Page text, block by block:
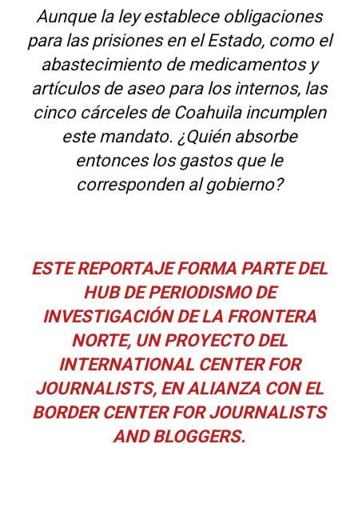
Aunque la ley establece obligaciones
para las prisiones en el Estado, como el
abastecimiento de medicamentos y
artículos de aseo para los internos, las
cinco cárceles de Coahuila incumplen
este mandato. ¿Quién absorbe
entonces los gastos que le
corresponden al gobierno?
ESTE REPORTAJE FORMA PARTE DEL
HUB DE PERIODISMO DE
INVESTIGACIÓN DE LA FRONTERA
NORTE, UN PROYECTO DEL
INTERNATIONAL CENTER FOR
JOURNALISTS, EN ALIANZA CON EL
BORDER CENTER FOR JOURNALISTS
AND BLOGGERS.